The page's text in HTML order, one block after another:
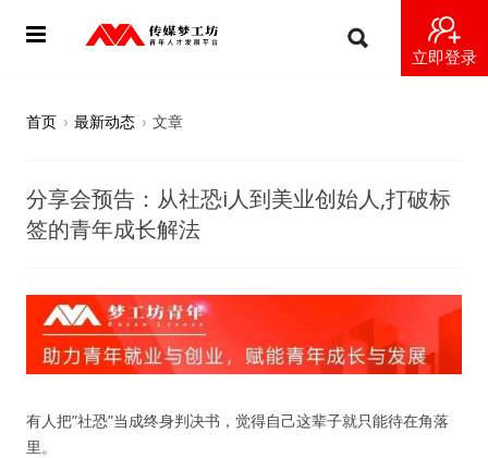
立即登录
导师
视频
梦工坊视频
纪录片1 梦想开始的地方
首页 › 最新动态 › 文章
分享会预告：从社恐i人到美业创始人,打破标
签的青年成长解法
有人把”社恐”当成终身判决书，觉得自己这辈子就只能待在角落
里。